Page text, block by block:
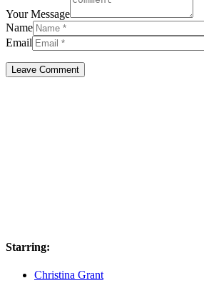
Your Message
Name
Email
Starring:
Christina Grant